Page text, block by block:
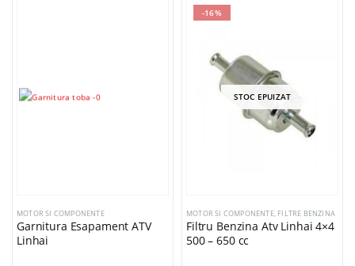
MOTOR SI COMPONENTE
Garnitura Esapament ATV
Linhai
-16%
STOC EPUIZAT
MOTOR SI COMPONENTE, FILTRE BENZINA
Filtru Benzina Atv Linhai 4×4
500 – 650 cc